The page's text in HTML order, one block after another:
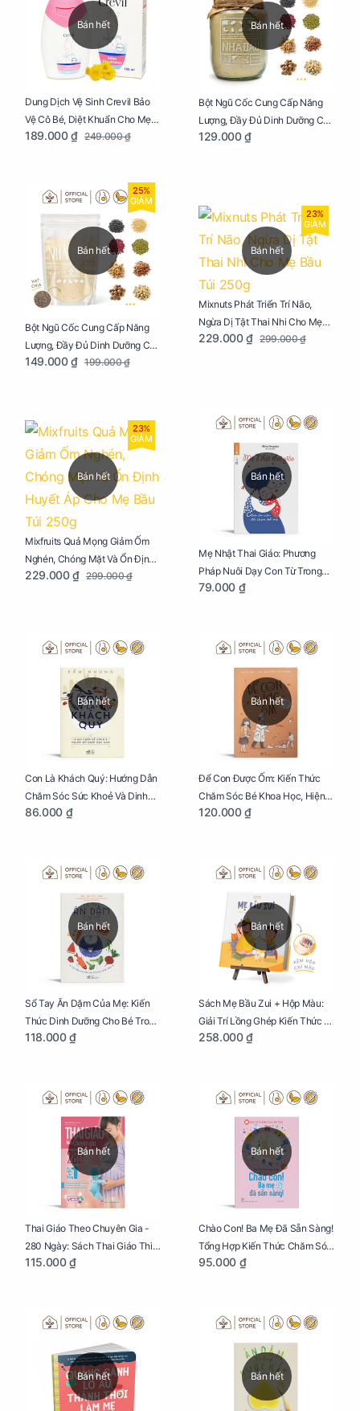
Bán hết
Dung Dịch Vệ Sinh Crevil Bảo
Vệ Cô Bé, Diệt Khuẩn Cho Mẹ
Bầu Chai 100ml
189.000 ₫ 249.000 ₫
Bán hết
Bột Ngũ Cốc Cung Cấp Năng
Lượng, Đầy Đủ Dinh Dưỡng Cho
Mẹ Bầu Hũ 250g
129.000 ₫
Bán hết
25%
GIẢM
Bột Ngũ Cốc Cung Cấp Năng
Lượng, Đầy Đủ Dinh Dưỡng Cho
Mẹ Bầu Túi 250g
149.000 ₫ 199.000 ₫
Bán hết
23%
GIẢM
Mixnuts Phát Triển Trí Não,
Ngừa Dị Tật Thai Nhi Cho Mẹ
Bầu Túi 250g
229.000 ₫ 299.000 ₫
Bán hết
23%
GIẢM
Mixfruits Quả Mọng Giảm Ốm
Nghén, Chóng Mặt Và Ổn Định
Huyết Áp Cho Mẹ Bầu Túi 250g
229.000 ₫ 299.000 ₫
Bán hết
Mẹ Nhật Thai Giáo: Phương
Pháp Nuôi Dạy Con Từ Trong
Bụng Mẹ
79.000 ₫
Bán hết
Con Là Khách Quý: Hướng Dẫn
Chăm Sóc Sức Khoẻ Và Dinh
Dưỡng Cho Bé
86.000 ₫
Bán hết
Để Con Được Ốm: Kiến Thức
Chăm Sóc Bé Khoa Học, Hiện
Đại
120.000 ₫
Bán hết
Sổ Tay Ăn Dặm Của Mẹ: Kiến
Thức Dinh Dưỡng Cho Bé Trong
Tuổi Ăn Dặm
118.000 ₫
Bán hết
Sách Mẹ Bầu Zui + Hộp Màu:
Giải Trí Lồng Ghép Kiến Thức Và
Lời Khuyên Mang Thai Bổ Ích
258.000 ₫
Bán hết
Thai Giáo Theo Chuyên Gia -
280 Ngày: Sách Thai Giáo Thiết
Thực Nhất Cho Mẹ Bầu
115.000 ₫
Bán hết
Chào Con! Ba Mẹ Đã Sẵn Sàng!
Tổng Hợp Kiến Thức Chăm Sóc
Trẻ Sơ Sinh
95.000 ₫
Bán hết Bán hết